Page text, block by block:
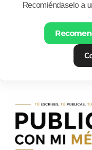
Recomiéndaselo a